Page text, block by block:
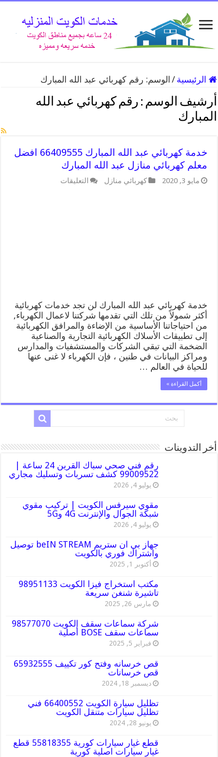
الرئيسية / الوسم: رقم كهربائي عبد الله المبارك
أرشيف الوسم : رقم كهربائي عبد الله
المبارك
خدمة كهربائي عبد الله المبارك 66409555 افضل
معلم كهربائي منازل عبد الله المبارك
مايو 3, 2020 كهربائي منازل التعليقات
مغلقة
خدمة كهربائي عبد الله المبارك لن تجد خدمات كهربائية
أكثر شمولاً من تلك التي تقدمها شركتنا لاعمال الكهرباء,
من احتياجاتنا الأساسية من الإضاءة والمرافق الكهربائية
إلى تطبيقات الأسلاك الكهربائية التجارية والصناعية
الضخمة التي تبقي الشركات والمستشفيات والمدارس
ومراكز البيانات في طنين ، فإن الكهرباء لا غنى عنها
للحياة في العالم …
أكمل القراءة »
أخر التدوينات
رقم فني صحي سباك القرين 24 ساعة |
99009522 كشف تسربات وتسليك مجاري
يوليو 4, 2026
مقوي سيرفس الكويت | تركيب مقوي
شبكة الجوال والإنترنت 4G و5G
يوليو 4, 2026
جهاز بي ان ستريم beIN STREAM توصيل
واشتراك فوري بالكويت
أكتوبر 1, 2025
مكتب استخراج فيزا الكويت 98951133
تاشيرة شنغن سريعة
مارس 26, 2025
شركة سماعات سقف الكويت 98577070
سماعات سقف BOSE أصلية
فبراير 5, 2025
قص خرسانه وفتح كور تكييف 65932555
قص خرسانات
ديسمبر 18, 2024
تظليل سيارة الكويت 66400552 فني
تظليل سيارات متنقل الكويت
يونيو 28, 2024
قطع غيار سيارات كورية 55818355 قطع
غيار سيارات اصلية كورية